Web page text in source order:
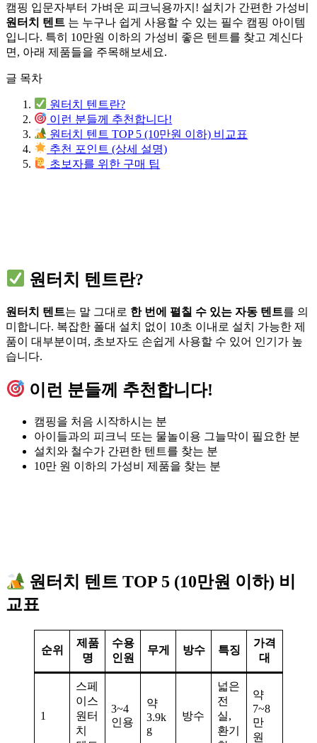
캠핑 입문자부터 가벼운 피크닉용까지! 설치가 간편한 가성비
원터치 텐트 는 누구나 쉽게 사용할 수 있는 필수 캠핑 아이템
입니다. 특히 10만원 이하의 가성비 좋은 텐트를 찾고 계신다
면, 아래 제품들을 주목해보세요.
글 목차
원터치 텐트란?
이런 분들께 추천합니다!
원터치 텐트 TOP 5 (10만원 이하) 비교표
추천 포인트 (상세 설명)
초보자를 위한 구매 팁
원터치 텐트란?
원터치 텐트는 말 그대로 한 번에 펼칠 수 있는 자동 텐트를 의
미합니다. 복잡한 폴대 설치 없이 10초 이내로 설치 가능한 제
품이 대부분이며, 초보자도 손쉽게 사용할 수 있어 인기가 높
습니다.
이런 분들께 추천합니다!
캠핑을 처음 시작하시는 분
아이들과의 피크닉 또는 물놀이용 그늘막이 필요한 분
설치와 철수가 간편한 텐트를 찾는 분
10만 원 이하의 가성비 제품을 찾는 분
원터치 텐트 TOP 5 (10만원 이하) 비
교표
순위
제품
명
수용
인원
무게 방수 특징
가격
대
1
스페
이스
원터
치
3~4
인용
약
3.9k
g
방수
넓은
전
실,
환기
약
7~8
만
원